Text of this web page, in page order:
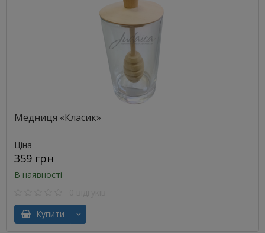
Медниця «Класик»
Ціна
359 грн
В наявності
Купити